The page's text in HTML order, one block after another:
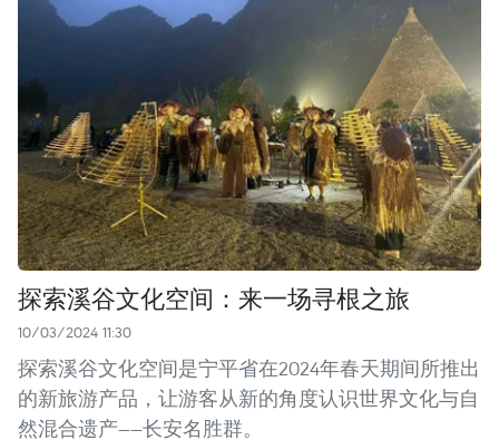
探索溪谷文化空间：来一场寻根之旅
10/03/2024 11:30
探索溪谷文化空间是宁平省在2024年春天期间所推出
的新旅游产品，让游客从新的角度认识世界文化与自
然混合遗产——长安名胜群。